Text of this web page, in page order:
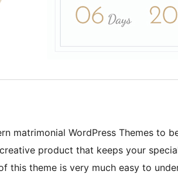
matrimonial WordPress Themes to
product that keeps your
this theme is very much easy to